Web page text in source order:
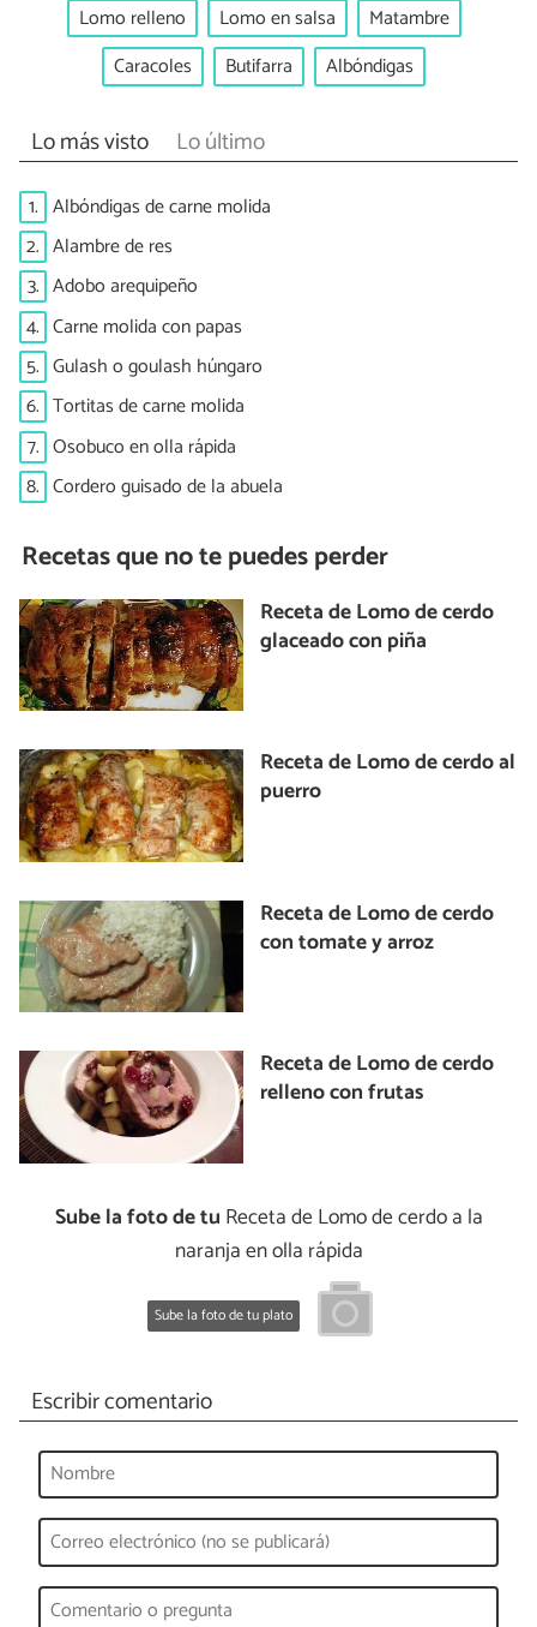
Lomo relleno Lomo en salsa
Matambre
Caracoles
Butifarra Albóndigas
Lo más visto Lo último
1. Albóndigas de carne molida
2. Alambre de res
3. Adobo arequipeño
4. Carne molida con papas
5. Gulash o goulash húngaro
6. Tortitas de carne molida
7. Osobuco en olla rápida
8. Cordero guisado de la abuela
Recetas que no te puedes perder
Receta de Lomo de cerdo
glaceado con piña
Receta de Lomo de cerdo al
puerro
Receta de Lomo de cerdo
con tomate y arroz
Receta de Lomo de cerdo
relleno con frutas
Sube la foto de tu Receta de Lomo de cerdo a la
naranja en olla rápida
Sube la foto de tu plato
Escribir comentario